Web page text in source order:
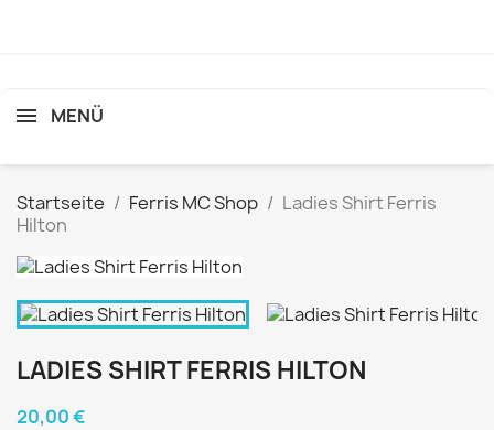
MENÜ
Startseite Ferris MC Shop
Ladies Shirt Ferris
Hilton
LADIES SHIRT FERRIS HILTON
20,00 €